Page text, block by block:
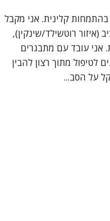
בהתמחות קלינית. אני מקבל
(איזור רוטשילד/שינקין),
אני עובד עם מתבגרים
לטיפול מתוך רצון להבין
על הסב...